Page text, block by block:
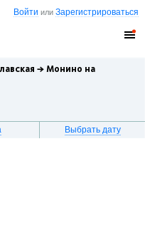
Войти илиЗарегистрироваться
→ Монино на
Выбрать дату